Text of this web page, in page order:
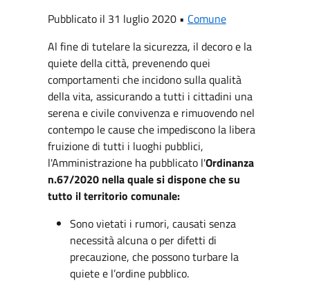
Pubblicato il 31 luglio 2020 • Comune
Al fine di tutelare la sicurezza, il decoro e la
quiete della città, prevenendo quei
comportamenti che incidono sulla qualità
della vita, assicurando a tutti i cittadini una
serena e civile convivenza e rimuovendo nel
contempo le cause che impediscono la libera
fruizione di tutti i luoghi pubblici,
l'Amministrazione ha pubblicato l'Ordinanza
n.67/2020 nella quale si dispone che su
tutto il territorio comunale:
Sono vietati i rumori, causati senza
necessità alcuna o per difetti di
precauzione, che possono turbare la
quiete e l’ordine pubblico.